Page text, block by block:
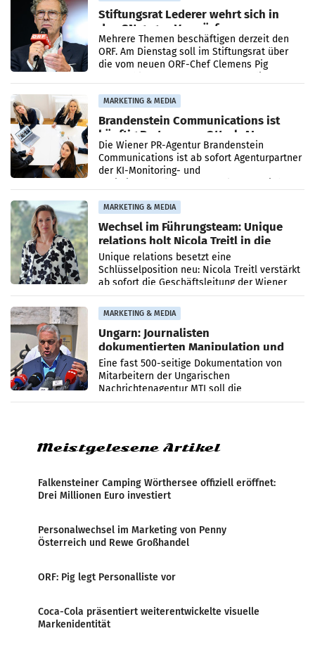
Stiftungsrat Lederer wehrt sich in
den SN gegen Vorwürfe
Mehrere Themen beschäftigen derzeit den
ORF. Am Dienstag soll im Stiftungsrat über
die vom neuen ORF-Chef Clemens Pig
MARKETING & MEDIA
Brandenstein Communications ist
künftig Partner von OtterlyAI
Die Wiener PR-Agentur Brandenstein
Communications ist ab sofort Agenturpartner
der KI-Monitoring- und
MARKETING & MEDIA
Wechsel im Führungsteam: Unique
relations holt Nicola Treitl in die
Geschäftsleitung
Unique relations besetzt eine
Schlüsselposition neu: Nicola Treitl verstärkt
ab sofort die Geschäftsleitung der Wiener
PR-Agentur an der Seite von Josef Kalina und
Anna Kalina-Mahr.
MARKETING & MEDIA
Ungarn: Journalisten
dokumentierten Manipulation und
Zensur
Eine fast 500-seitige Dokumentation von
Mitarbeitern der Ungarischen
Nachrichtenagentur MTI soll die
systematische Nachrichten-Manipulation und
Meistgelesene Artikel
Falkensteiner Camping Wörthersee offiziell eröffnet:
Drei Millionen Euro investiert
Personalwechsel im Marketing von Penny
Österreich und Rewe Großhandel
ORF: Pig legt Personalliste vor
Coca-Cola präsentiert weiterentwickelte visuelle
Markenidentität